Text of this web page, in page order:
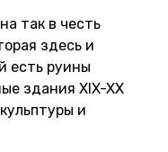
так в честь
здесь и
есть руины
здания XIX-XX
и